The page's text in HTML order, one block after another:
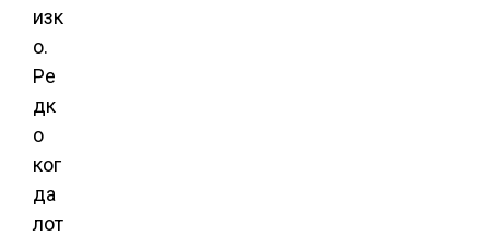
изк
о.
Ре
дк
о
ког
да
лот